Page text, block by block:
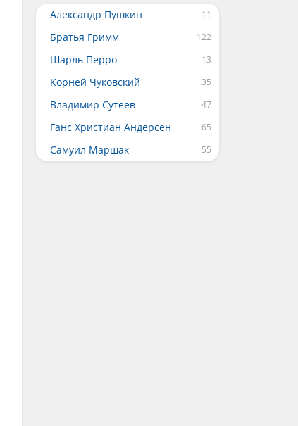
Александр Пушкин
Братья Гримм
Шарль Перро
Корней Чуковский
Владимир Сутеев
Ганс Христиан Андерсен
Самуил Маршак